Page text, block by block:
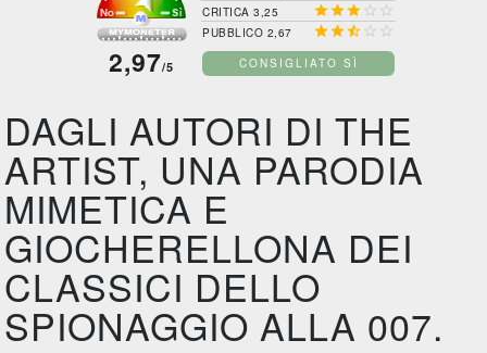
2,97/5
CRITICA 3,25   
PUBBLICO 2,67   
CONSIGLIATO SÌ
DAGLI AUTORI DI THE
ARTIST, UNA PARODIA
MIMETICA E
GIOCHERELLONA DEI
CLASSICI DELLO
SPIONAGGIO ALLA 007.